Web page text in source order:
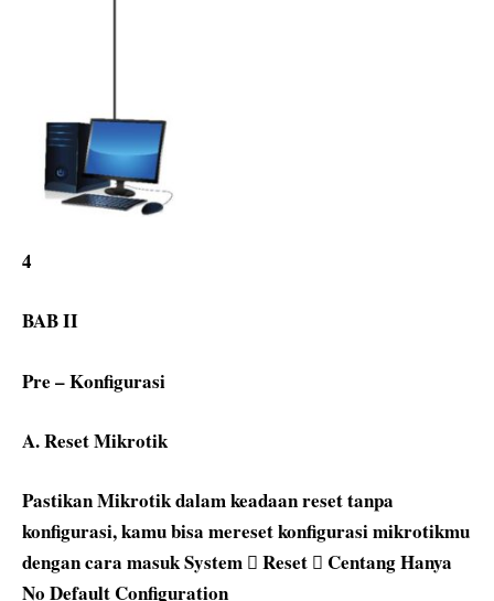
4
BAB II
Pre – Konfigurasi
A. Reset Mikrotik
Pastikan Mikrotik dalam keadaan reset tanpa
konfigurasi, kamu bisa mereset konfigurasi mikrotikmu
dengan cara masuk System  Reset  Centang Hanya
No Default Configuration